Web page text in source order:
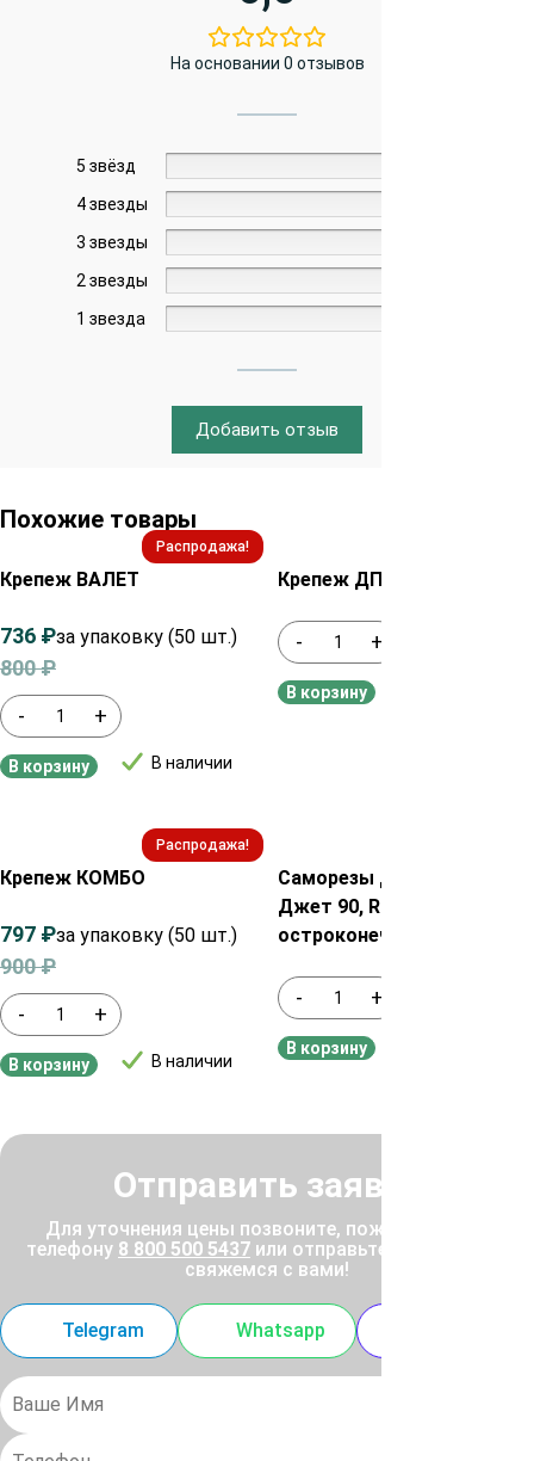
На основании 0 отзывов
5 звёзд
4 звезды
3 звезды
2 звезды
1 звезда
Добавить отзыв
Похожие товары
Распродажа!
Крепеж ВАЛЕТ
- +
В наличии
800₽
736 ₽за упаковку (50 шт.)
В корзину
Крепеж ДПК
- +
В корзину
Распродажа!
Крепеж КОМБО
- +
В наличии
900₽
797 ₽за упаковку (50 шт.)
В корзину
Саморезы для террас и
Джет 90, RUSpert 1000,
остроконечные
- +
В корзину
Отправить заявку
Для уточнения цены позвоните, пожалуйста, по
телефону 8 800 500 5437 или отправьте заявку, и мы
свяжемся с вами!
Telegram Whatsapp